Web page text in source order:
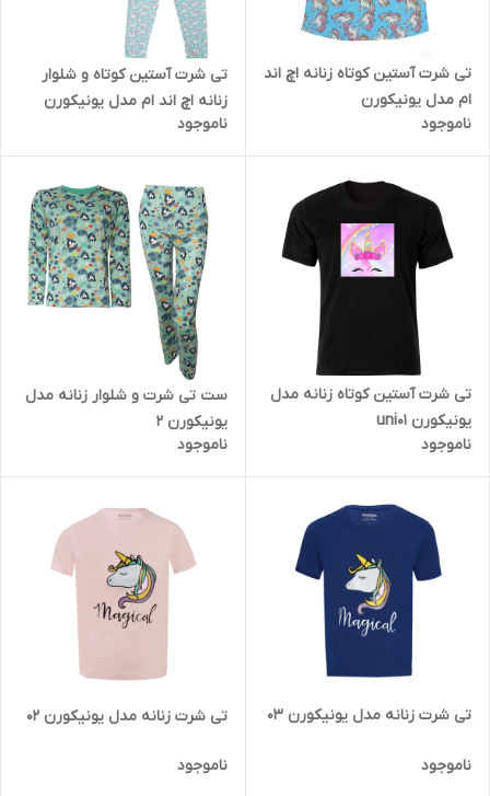
تی شرت آستین کوتاه زنانه اچ اند
ام مدل یونیکورن
ناموجود
تی شرت آستین کوتاه و شلوار
زنانه اچ اند ام مدل یونیکورن
ناموجود
تی شرت آستین کوتاه زنانه مدل
یونیکورن uni01
ناموجود
ست تی شرت و شلوار زنانه مدل
یونیکورن 2
ناموجود
تی شرت زنانه مدل یونیکورن 03
ناموجود
تی شرت زنانه مدل یونیکورن 02
ناموجود